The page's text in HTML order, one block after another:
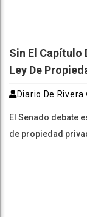
Sin El Capítulo
Ley De
Diario De Rivera
El Senado debate
de propiedad